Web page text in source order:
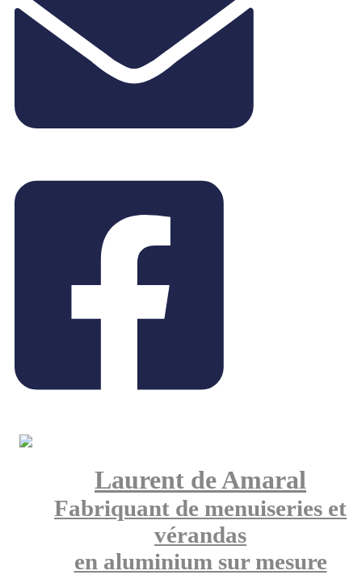
Laurent de Amaral
Fabriquant de menuiseries et
vérandas
en aluminium sur mesure